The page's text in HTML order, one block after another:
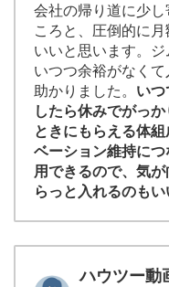
会社の帰り道に少
ころと、圧倒的に
いいと思います。
いつつ余裕がなく
助かりました。 い
したら休みでがっ
ときにもらえる体
ベーション維持に
用できるので、気
らっと入れるのもい
ハウツー動